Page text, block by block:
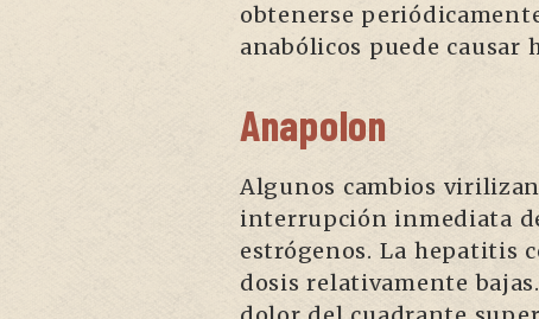
obtenerse
anabólicos puede
Anapolon
Algunos cambios
interrupción inmediata
estrógenos. La hepatitis
dosis relativamente